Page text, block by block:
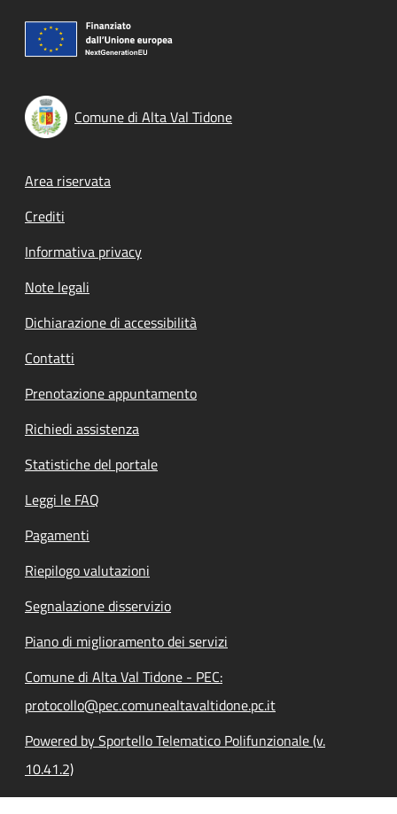
Comune di Alta Val Tidone
Footer menu
Area riservata
Crediti
Informativa privacy
Note legali
Dichiarazione di accessibilità
Contatti
Prenotazione appuntamento
Richiedi assistenza
Statistiche del portale
Leggi le FAQ
Pagamenti
Riepilogo valutazioni
Segnalazione disservizio
Piano di miglioramento dei servizi
Comune di Alta Val Tidone - PEC:
protocollo@pec.comunealtavaltidone.pc.it
Powered by Sportello Telematico Polifunzionale (v.
10.41.2)